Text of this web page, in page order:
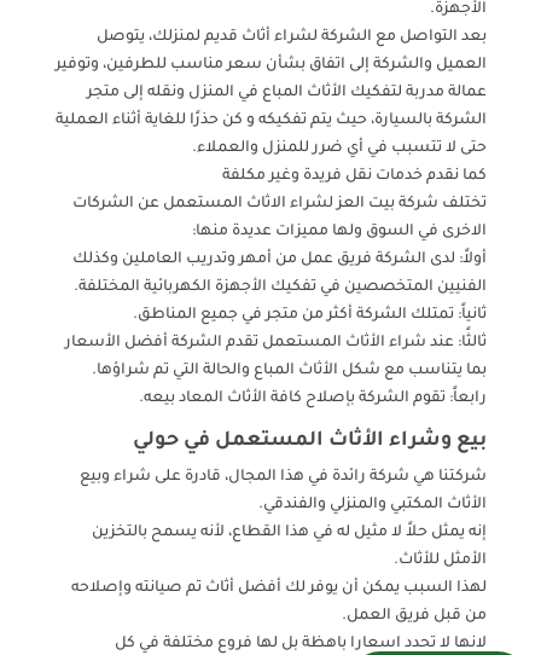
الأجهزة.
بعد التواصل مع الشركة لشراء أثاث قديم لمنزلك، يتوصل
العميل والشركة إلى اتفاق بشأن سعر مناسب للطرفين، وتوفير
عمالة مدربة لتفكيك الأثاث المباع في المنزل ونقله إلى متجر
الشركة بالسيارة، حيث يتم تفكيكه و كن حذرًا للغاية أثناء العملية
حتى لا تتسبب في أي ضرر للمنزل والعملاء.
كما نقدم خدمات نقل فريدة وغير مكلفة
تختلف شركة بيت العز لشراء الاثاث المستعمل عن الشركات
الاخرى في السوق ولها مميزات عديدة منها:
أولاً: لدى الشركة فريق عمل من أمهر وتدريب العاملين وكذلك
الفنيين المتخصصين في تفكيك الأجهزة الكهربائية المختلفة.
ثانياً: تمتلك الشركة أكثر من متجر في جميع المناطق.
ثالثًا: عند شراء الأثاث المستعمل تقدم الشركة أفضل الأسعار
بما يتناسب مع شكل الأثاث المباع والحالة التي تم شراؤها.
رابعاً: تقوم الشركة بإصلاح كافة الأثاث المعاد بيعه.
بيع وشراء الأثاث المستعمل في حولي
شركتنا هي شركة رائدة في هذا المجال، قادرة على شراء وبيع
الأثاث المكتبي والمنزلي والفندقي.
إنه يمثل حلاً لا مثيل له في هذا القطاع، لأنه يسمح بالتخزين
الأمثل للأثاث.
لهذا السبب يمكن أن يوفر لك أفضل أثاث تم صيانته وإصلاحه
من قبل فريق العمل.
لانها لا تحدد اسعارا باهظة بل لها فروع مختلفة في كل